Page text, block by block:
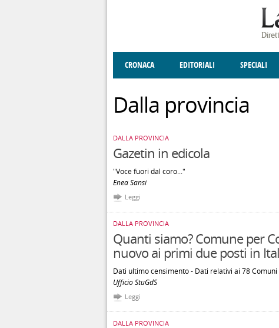
CRONACA EDITORIALI SPECIALI
Dalla provincia
DALLA PROVINCIA
Gazetin in edicola
"Voce fuori dal coro..."
Enea Sansi
Leggi
DALLA PROVINCIA
Quanti siamo? Comune per
nuovo ai primi due posti in
Dati ultimo censimento - Dati relativi ai 78
Ufficio StuGdS
Leggi
DALLA PROVINCIA